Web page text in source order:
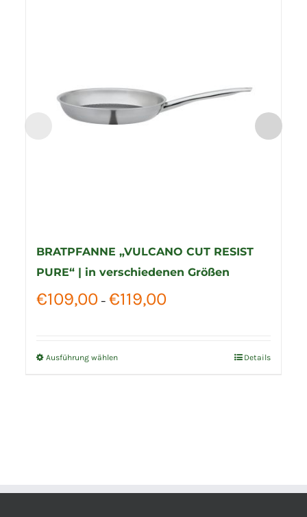
BRATPFANNE „VULCANO CUT RESIST
PURE“ | in verschiedenen Größen
€109,00 – €119,00
Ausführung wählenDieses
Details